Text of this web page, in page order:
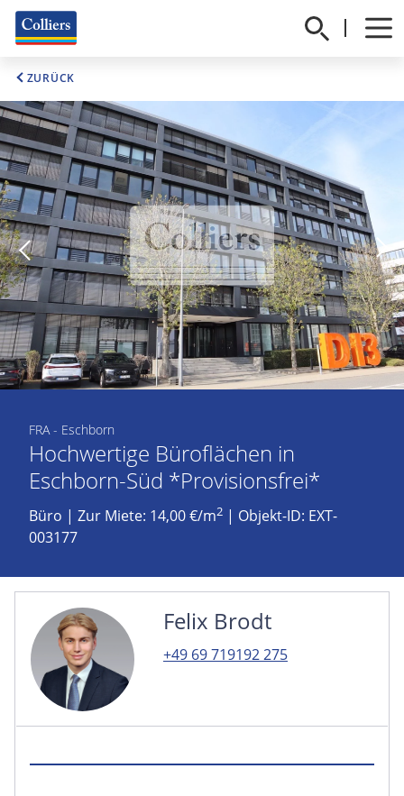
ZURÜCK
FRA - Eschborn
Hochwertige Büroflächen in
Eschborn-Süd *Provisionsfrei*
Büro | Zur Miete: 14,00 €/m2 | Objekt-ID: EXT-
003177
Felix Brodt
+49 69 719192 275